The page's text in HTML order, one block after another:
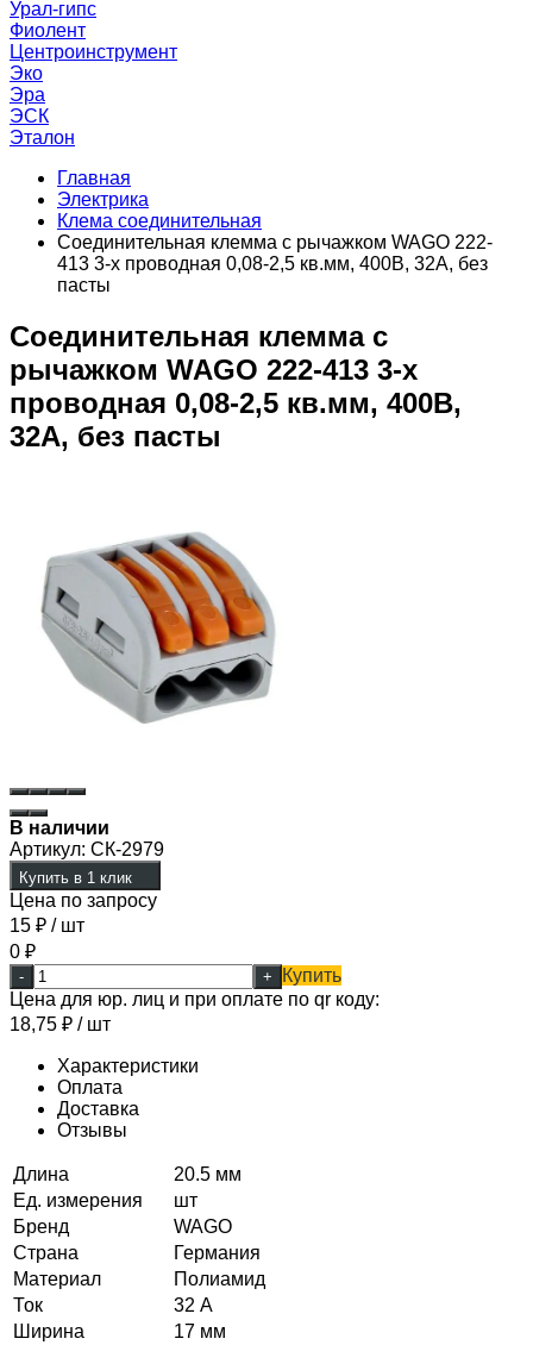
Урал-гипс
Фиолент
Центроинструмент
Эко
Эра
ЭСК
Эталон
Главная
Электрика
Клема соединительная
Соединительная клемма с рычажком WAGO 222-
413 3-х проводная 0,08-2,5 кв.мм, 400В, 32А, без
пасты
Соединительная клемма с
рычажком WAGO 222-413 3-х
проводная 0,08-2,5 кв.мм, 400В,
32А, без пасты
В наличии
Артикул: СК-2979
Купить в 1 клик
Цена по запросу
15 ₽ / шт
0 ₽
- +
Купить
Цена для юр. лиц и при оплате по qr коду:
18,75 ₽ / шт
Характеристики
Оплата
Доставка
Отзывы
Длина
20.5 мм
Ед. измерения
шт
Бренд
WAGO
Страна
Германия
Материал
Полиамид
Ток
32 А
Ширина
17 мм